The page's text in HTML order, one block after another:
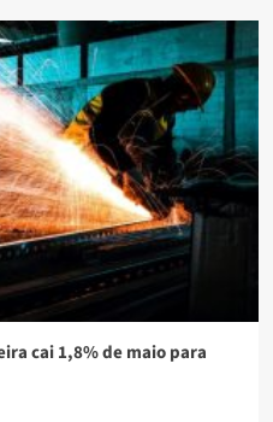
cai 1,8% de maio para